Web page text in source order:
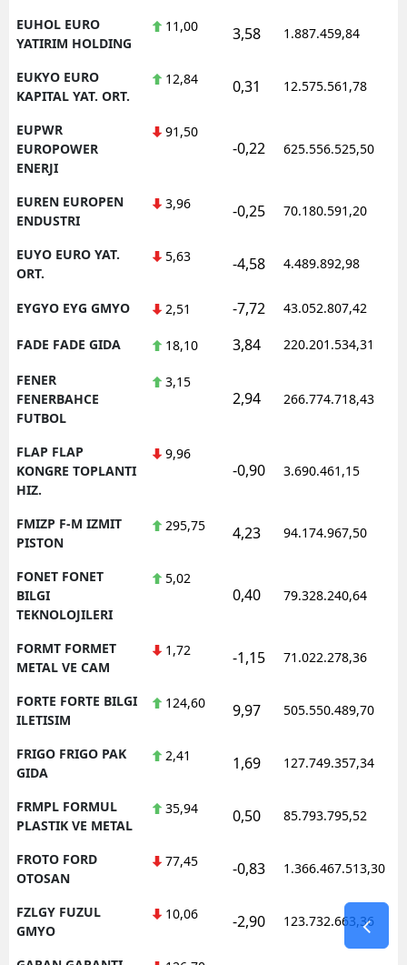
EUHOL EURO
YATIRIM HOLDING
11,00 3,58 1.887.459,84
EUKYO EURO
KAPITAL YAT. ORT.
12,84 0,31 12.575.561,78
EUPWR
EUROPOWER
ENERJI
91,50
-0,22 625.556.525,50
EUREN EUROPEN
ENDUSTRI
3,96 -0,25 70.180.591,20
EUYO EURO YAT.
ORT.
5,63 -4,58 4.489.892,98
EYGYO EYG GMYO 2,51 -7,72 43.052.807,42
FADE FADE GIDA 18,10 3,84 220.201.534,31
FENER
FENERBAHCE
FUTBOL
3,15
2,94 266.774.718,43
FLAP FLAP
KONGRE TOPLANTI
HIZ.
9,96
-0,90 3.690.461,15
FMIZP F-M IZMIT
PISTON
295,75 4,23 94.174.967,50
FONET FONET
BILGI
TEKNOLOJILERI
5,02
0,40 79.328.240,64
FORMT FORMET
METAL VE CAM
1,72 -1,15 71.022.278,36
FORTE FORTE BILGI
ILETISIM
124,60 9,97 505.550.489,70
FRIGO FRIGO PAK
GIDA
2,41 1,69 127.749.357,34
FRMPL FORMUL
PLASTIK VE METAL
35,94 0,50 85.793.795,52
FROTO FORD
OTOSAN
77,45 -0,83 1.366.467.513,30
FZLGY FUZUL
GMYO
10,06 -2,90 123.732.663,36